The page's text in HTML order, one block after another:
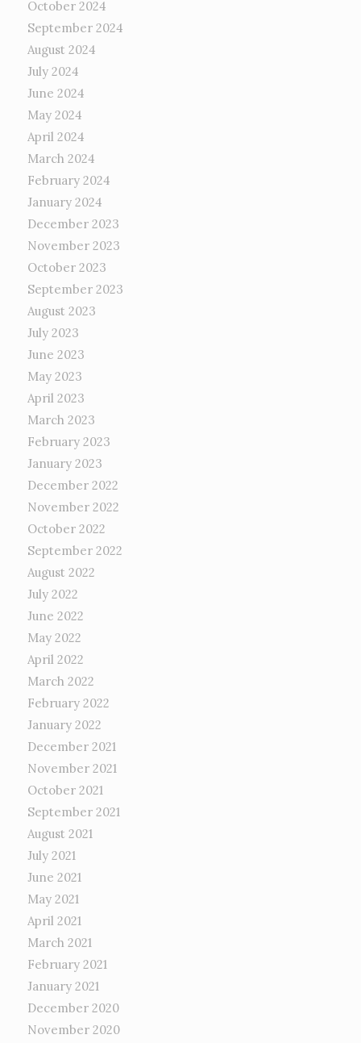
October 2024
September 2024
August 2024
July 2024
June 2024
May 2024
April 2024
March 2024
February 2024
January 2024
December 2023
November 2023
October 2023
September 2023
August 2023
July 2023
June 2023
May 2023
April 2023
March 2023
February 2023
January 2023
December 2022
November 2022
October 2022
September 2022
August 2022
July 2022
June 2022
May 2022
April 2022
March 2022
February 2022
January 2022
December 2021
November 2021
October 2021
September 2021
August 2021
July 2021
June 2021
May 2021
April 2021
March 2021
February 2021
January 2021
December 2020
November 2020